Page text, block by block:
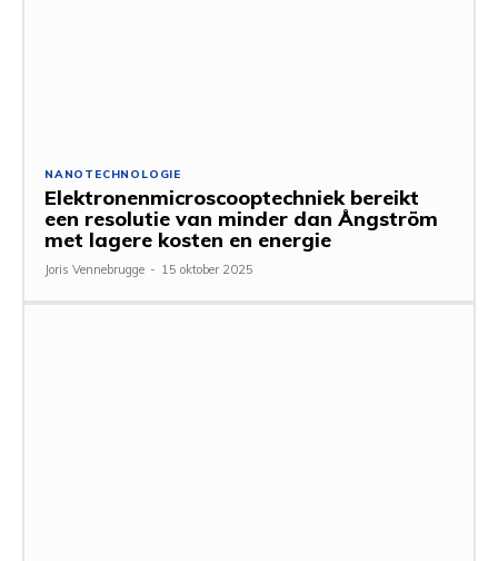
NANOTECHNOLOGIE
Elektronenmicroscooptechniek bereikt
een resolutie van minder dan Ångström
met lagere kosten en energie
Joris Vennebrugge - 15 oktober 2025